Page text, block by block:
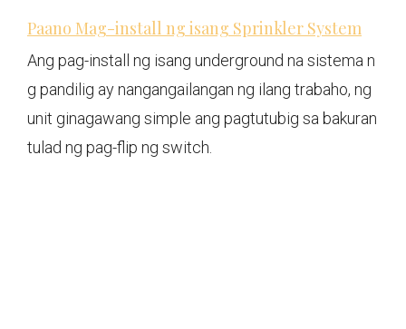
Paano Mag-install ng isang Sprinkler System
Ang pag-install ng isang underground na sistema n
g pandilig ay nangangailangan ng ilang trabaho, ng
unit ginagawang simple ang pagtutubig sa bakuran
tulad ng pag-flip ng switch.